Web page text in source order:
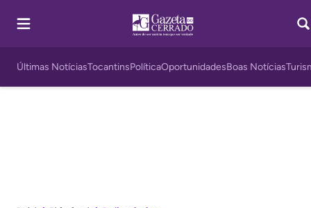
Últimas NotíciasTocantinsPolíticaOportunidadesBoas Notícias